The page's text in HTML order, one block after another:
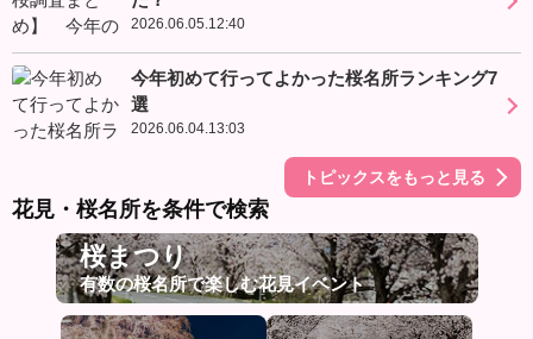
2026.06.05.12:40
今年初めて行ってよかった桜名所ランキング7
選
2026.06.04.13:03
トピックスをもっと見る
花見・桜名所を条件で検索
桜まつり
有数の桜名所で楽しむ花見イベント